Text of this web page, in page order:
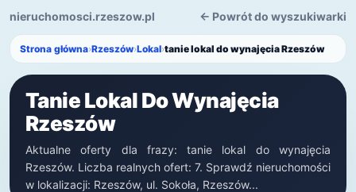
nieruchomosci.rzeszow.pl ← Powrót do wyszukiwarki
Strona główna›Rzeszów›Lokal›tanie lokal do wynajęcia Rzeszów
Tanie Lokal Do Wynajęcia
Rzeszów
Aktualne oferty dla frazy: tanie lokal do wynajęcia
Rzeszów. Liczba realnych ofert: 7. Sprawdź nieruchomości
w lokalizacji: Rzeszów, ul. Sokoła, Rzeszów...